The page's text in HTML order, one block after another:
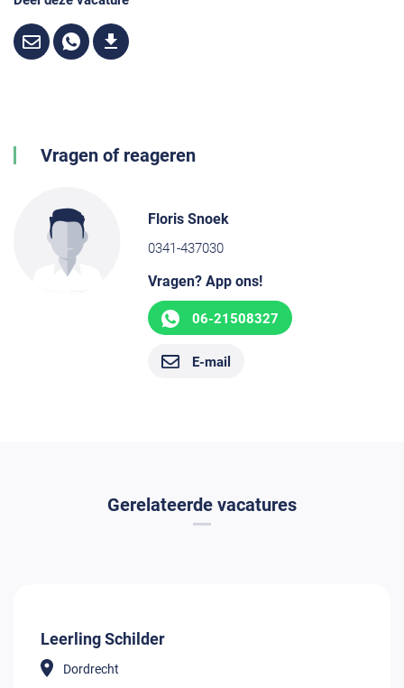
Vragen of reageren
Floris Snoek
0341-437030
Vragen? App ons!
06-21508327
E-mail
Gerelateerde vacatures
Leerling Schilder
Dordrecht